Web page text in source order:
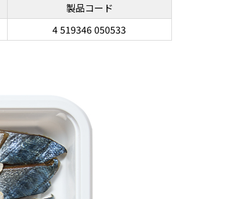
製品コード
4 519346 050533